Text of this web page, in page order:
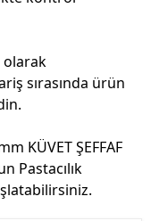
olarak
sırasında ürün
KÜVET ŞEFFAF
Pastacılık